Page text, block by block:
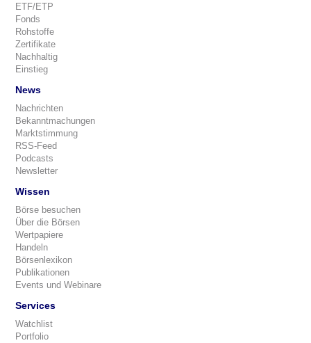
ETF/ETP
Fonds
Rohstoffe
Zertifikate
Nachhaltig
Einstieg
News
Nachrichten
Bekanntmachungen
Marktstimmung
RSS-Feed
Podcasts
Newsletter
Wissen
Börse besuchen
Über die Börsen
Wertpapiere
Handeln
Börsenlexikon
Publikationen
Events und Webinare
Services
Watchlist
Portfolio